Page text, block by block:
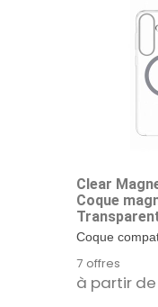
Clear
Coque
avec la
Magnetic
pour
S25+
Coque
la...
7 offres
à partir de